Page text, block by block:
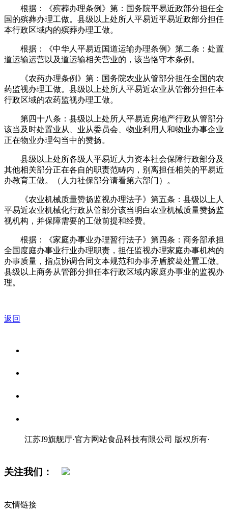
根据：《殡葬办理条例》第：国务院平易近政部分担任全
国的殡葬办理工做。县级以上处所人平易近平易近政部分担任
本行政区域内的殡葬办理工做。
根据：《中华人平易近国道运输办理条例》第二条：处置
道运输运营以及道运输相关营业的，该当恪守本条例。
《农药办理条例》第：国务院农业从管部分担任全国的农
药监视办理工做。县级以上处所人平易近农业从管部分担任本
行政区域的农药监视办理工做。
第四十八条：县级以上处所人平易近房地产行政从管部分
该当及时处置业从、业从委员会、物业利用人和物业办事企业
正在物业办理勾当中的赞扬。
县级以上处所各级人平易近人力资本社会保障行政部分及
其他相关部分正在各自的职责范畴内，别离担任相关的平易近
办教育工做。（人力社保部分请看第六部门）。
《农业机械质量赞扬监视办理法子》第五条：县级以上人
平易近农业机械化行政从管部分该当明白农业机械质量赞扬监
视机构，并保障需要的工做前提和经费。
根据：《家庭办事业办理暂行法子》第四条：商务部承担
全国度庭办事业行业办理职责，担任监视办理家庭办事机构的
办事质量，指点协调合同文本规范和办事矛盾胶葛处置工做。
县级以上商务从管部分担任本行政区域内家庭办事业的监视办
理。
返回
江苏J9旗舰厅·官方网站食品科技有限公司 版权所有·
关注我们：
友情链接